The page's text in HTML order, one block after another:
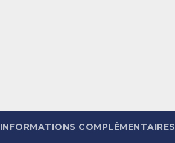
INFORMATIONS COMPLÉMENTAIRES